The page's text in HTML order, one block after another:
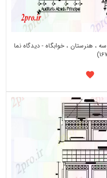
، هنرستان ، خوابگاه - دیدگاه نما